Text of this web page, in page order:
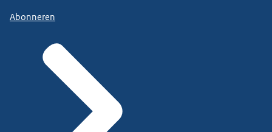
Abonneren